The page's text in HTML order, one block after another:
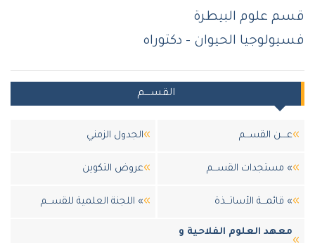
قسم علوم البيطرة
فسيولوجيا الحيوان - دكتوراه
القســــم
عــــن القســـم الجدول الزمني
» مستجدات القســـم عروض التكوين
» قائمـــة الأساتـــذة » اللجنة العلمية للقســـم
معهد العلوم الفلاحية و